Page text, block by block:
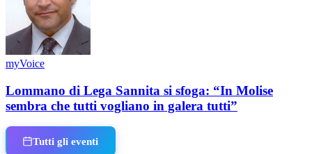
myVoice
Lommano di Lega Sannita si sfoga: “In Molise
sembra che tutti vogliano in galera tutti”
Tutti gli eventi